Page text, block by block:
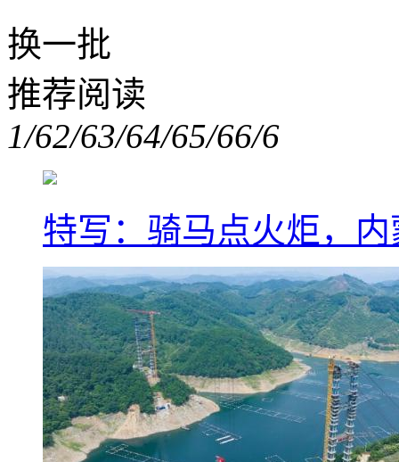
换一批
推荐阅读
1/62/63/64/65/66/6
特写：骑马点火炬，